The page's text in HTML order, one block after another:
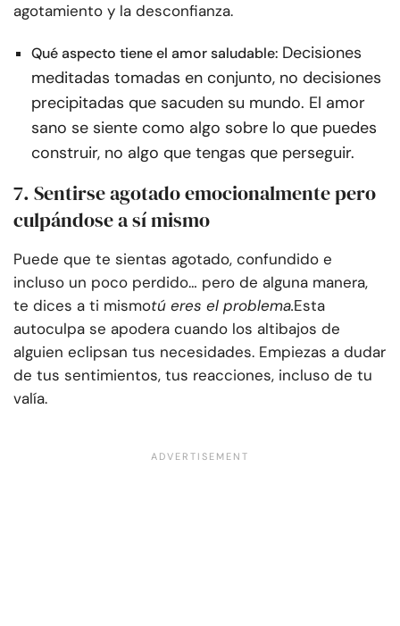
agotamiento y la desconfianza.
Qué aspecto tiene el amor saludable: Decisiones
meditadas tomadas en conjunto, no decisiones
precipitadas que sacuden su mundo. El amor
sano se siente como algo sobre lo que puedes
construir, no algo que tengas que perseguir.
7. Sentirse agotado emocionalmente pero
culpándose a sí mismo
Puede que te sientas agotado, confundido e
incluso un poco perdido… pero de alguna manera,
te dices a ti mismotú eres el problema.Esta
autoculpa se apodera cuando los altibajos de
alguien eclipsan tus necesidades. Empiezas a dudar
de tus sentimientos, tus reacciones, incluso de tu
valía.